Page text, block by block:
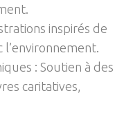
inspirés de
l’environnement.
: Soutien à des
caritatives,